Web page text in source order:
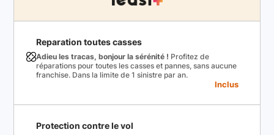
Reparation toutes casses
Adieu les tracas, bonjour la sérénité ! Profitez de
réparations pour toutes les casses et pannes, sans aucune
franchise. Dans la limite de 1 sinistre par an.
Inclus
Protection contre le vol